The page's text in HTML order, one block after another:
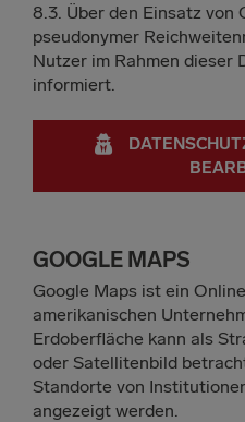
8.3. Über den Einsatz von
pseudonymer
Nutzer im Rahmen dieser
informiert.
GOOGLE MAPS
Google Maps ist ein
amerikanischen
Erdoberfläche kann als
oder Satellitenbild
Standorte von
angezeigt werden.